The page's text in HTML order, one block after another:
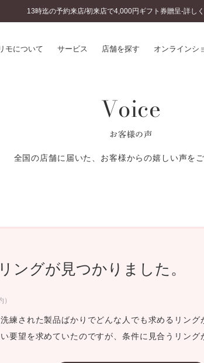
13時迄の予約来店/初来店で4,000円ギフト券贈呈-詳し
モについて サービス 店舗を探す オンラインシ
のこだわり
スダイヤモンド&バースストー
ーズサポート
婚約指輪とは
結婚指輪とは
セットリングとは
ショップブログ
Voice
お客様の声
全国の店舗に届いた、お客様からの嬉しい声を
ングが見つかりました。
練された製品ばかりでどんな人でも求めるリン
要望を求めていたのですが、条件に見合うリング